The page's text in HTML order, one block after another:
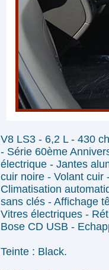
V8 LS3 - 6,2 L - 430
- Série 60ème
électrique - Jantes
cuir noire - Volant cuir
Climatisation
sans clés - Affichage
Vitres électriques -
Bose CD USB -
Teinte : Black.